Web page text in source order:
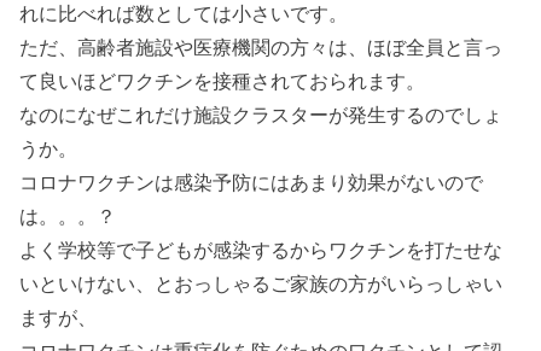
れに比べれば数としては小さいです。
ただ、高齢者施設や医療機関の方々は、ほぼ全員と言っ
て良いほどワクチンを接種されておられます。
なのになぜこれだけ施設クラスターが発生するのでしょ
うか。
コロナワクチンは感染予防にはあまり効果がないので
は。。。？
よく学校等で子どもが感染するからワクチンを打たせな
いといけない、とおっしゃるご家族の方がいらっしゃい
ますが、